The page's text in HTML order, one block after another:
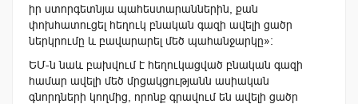
իր ստորգետնյա պահեստարաններին, քան
փոխհատուցել հեղուկ բնական գազի ավելի ցածր
ներկրումը և բավարարել մեծ պահանջարկը»:
ԵՄ-ն նաև բախվում է հեղուկացված բնական գազի
համար ավելի մեծ մրցակցությանն ասիական
գնորդների կողմից, որոնք գրավում են ավելի ցածր